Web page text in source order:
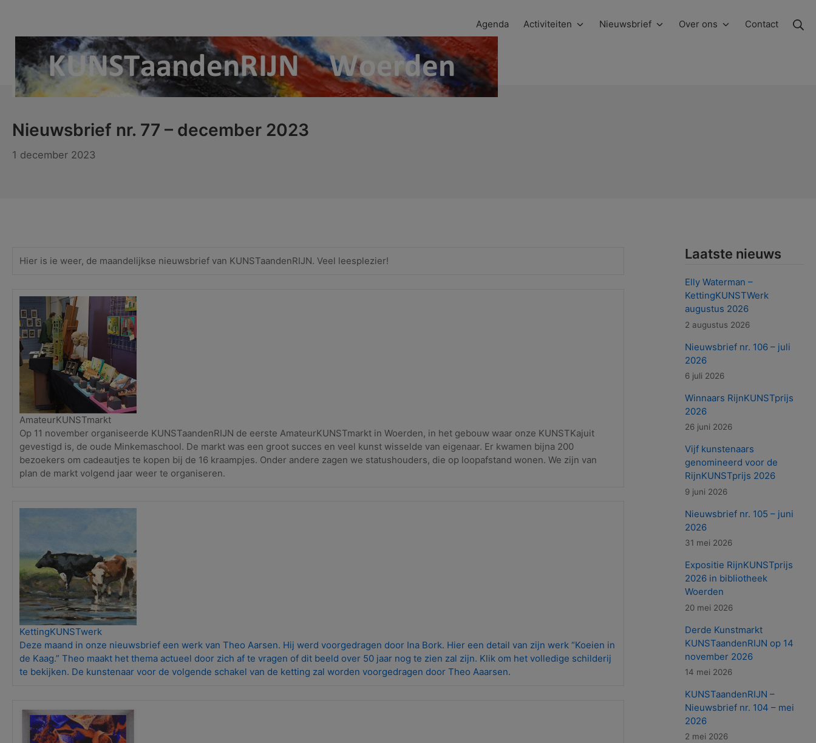
Agenda Activiteiten Nieuwsbrief Over ons Contact
Nieuwsbrief nr. 77 – december 2023
1 december 2023
Hier is ie weer, de maandelijkse nieuwsbrief van KUNSTaandenRIJN. Veel leesplezier!
AmateurKUNSTmarkt
Op 11 november organiseerde KUNSTaandenRIJN de eerste AmateurKUNSTmarkt in Woerden, in het gebouw waar onze KUNSTKajuit
gevestigd is, de oude Minkemaschool. De markt was een groot succes en veel kunst wisselde van eigenaar. Er kwamen bijna 200
bezoekers om cadeautjes te kopen bij de 16 kraampjes. Onder andere zagen we statushouders, die op loopafstand wonen. We zijn van
plan de markt volgend jaar weer te organiseren.
KettingKUNSTwerk
Deze maand in onze nieuwsbrief een werk van Theo Aarsen. Hij werd voorgedragen door Ina Bork. Hier een detail van zijn werk “Koeien in
de Kaag.” Theo maakt het thema actueel door zich af te vragen of dit beeld over 50 jaar nog te zien zal zijn. Klik om het volledige schilderij
te bekijken. De kunstenaar voor de volgende schakel van de ketting zal worden voorgedragen door Theo Aaarsen.
Laatste nieuws
Elly Waterman –
KettingKUNSTWerk
augustus 2026
2 augustus 2026
Nieuwsbrief nr. 106 – juli
2026
6 juli 2026
Winnaars RijnKUNSTprijs
2026
26 juni 2026
Vijf kunstenaars
genomineerd voor de
RijnKUNSTprijs 2026
9 juni 2026
Nieuwsbrief nr. 105 – juni
2026
31 mei 2026
Expositie RijnKUNSTprijs
2026 in bibliotheek
Woerden
20 mei 2026
Derde Kunstmarkt
KUNSTaandenRIJN op 14
november 2026
14 mei 2026
KUNSTaandenRIJN –
Nieuwsbrief nr. 104 – mei
2026
2 mei 2026